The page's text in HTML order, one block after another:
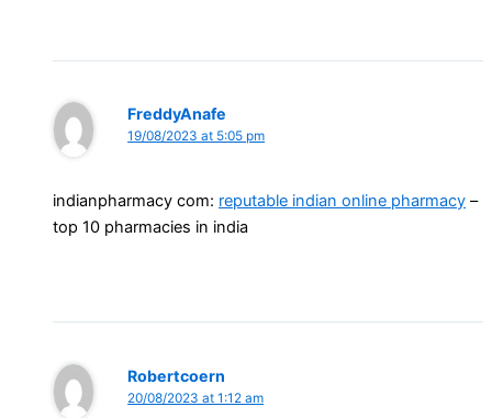
FreddyAnafe
19/08/2023 at 5:05 pm
indianpharmacy com: reputable indian online pharmacy –
top 10 pharmacies in india
Robertcoern
20/08/2023 at 1:12 am